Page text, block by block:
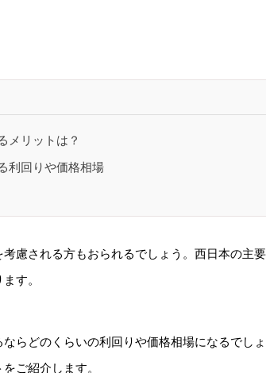
メリットは？
利回りや価格相場
慮される方もおられるでしょう。西日本の主
す。
らどのくらいの利回りや価格相場になるでし
ご紹介します。